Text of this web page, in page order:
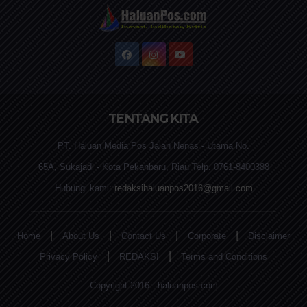
TENTANG KITA
PT. Haluan Media Pos Jalan Nenas - Utama No.
65A, Sukajadi - Kota Pekanbaru, Riau Telp. 0761-8400388
Hubungi kami: redaksihaluanpos2016@gmail.com
Home About Us Contact Us Corporate
Disclaimer
Privacy Policy
REDAKSI Terms and Conditions
Copyright-2016 - haluanpos.com